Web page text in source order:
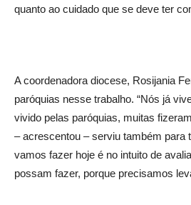
quanto ao cuidado que se deve ter
A coordenadora diocese, Rosijania
paróquias nesse trabalho. “Nós já
vivido pelas paróquias, muitas
– acrescentou – serviu também para
vamos fazer hoje é no intuito de
possam fazer, porque precisamos